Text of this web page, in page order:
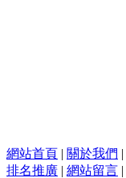
網站首頁 | 關於我們 |
排名推廣 | 網站留言 |